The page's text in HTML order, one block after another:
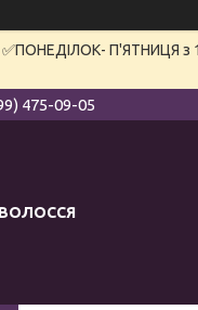
П'ЯТНИЦЯ з
475-09-05